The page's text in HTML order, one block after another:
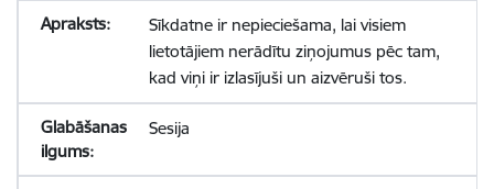
Sīkdatne ir nepieciešama, lai visiem
lietotājiem nerādītu ziņojumus pēc tam,
kad viņi ir izlasījuši un aizvēruši tos.
Sesija